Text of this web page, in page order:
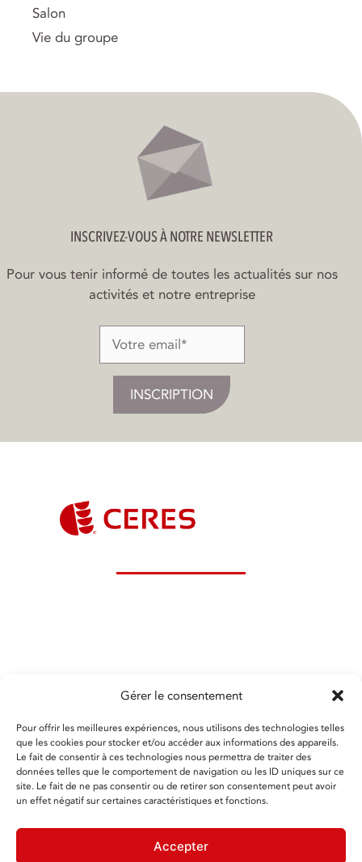
Gérer le consentement
Pour offrir les meilleures expériences, nous utilisons des technologies telles
que les cookies pour stocker et/ou accéder aux informations des appareils.
Le fait de consentir à ces technologies nous permettra de traiter des
données telles que le comportement de navigation ou les ID uniques sur ce
site. Le fait de ne pas consentir ou de retirer son consentement peut avoir
un effet négatif sur certaines caractéristiques et fonctions.
Accepter
Salon
Vie du groupe
INSCRIVEZ-VOUS À NOTRE NEWSLETTER
Pour vous tenir informé de toutes les actualités sur nos
activités et notre entreprise
8H30 à 17H30
*En renseignant votre adresse email, vous acceptez de
recevoir les dernières nouvelles de CERES Groupe par
courrier électronique et vous prenez connaissance de
notre Politique de confidentialité. Vous pouvez vous
désinscrire à tout moment à l’aide des liens de
contact@ceres-groupe.fr